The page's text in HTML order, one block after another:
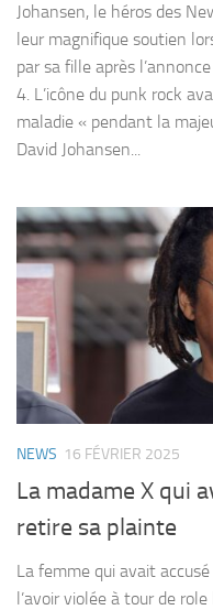
Johansen, le héros des
leur magnifique soutien
par sa fille après
4. L’icône du punk rock
maladie « pendant la
David Johansen...
NEWS 16 FÉVRIER 2025
La madame X qui
retire sa plainte
La femme qui avait
l’avoir violée à tour de